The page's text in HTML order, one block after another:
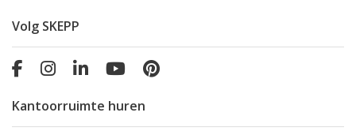
Volg SKEPP
Kantoorruimte huren